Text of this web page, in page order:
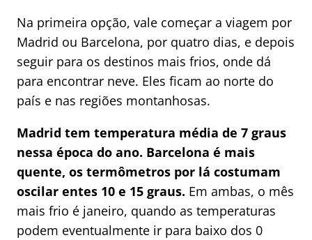
Na primeira opção, vale começar a viagem por
Madrid ou Barcelona, por quatro dias, e depois
seguir para os destinos mais frios, onde dá
para encontrar neve. Eles ficam ao norte do
país e nas regiões montanhosas.
Madrid tem temperatura média de 7 graus
nessa época do ano. Barcelona é mais
quente, os termômetros por lá costumam
oscilar entes 10 e 15 graus. Em ambas, o mês
mais frio é janeiro, quando as temperaturas
podem eventualmente ir para baixo dos 0